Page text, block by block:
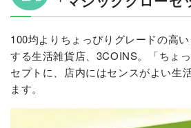
100均よりちょっぴりグレードの高
する生活雑貨店、3COINS。「ちょ
セプトに、店内にはセンスがよい生
ます。